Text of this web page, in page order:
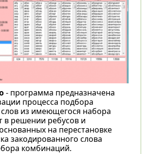
- программа предназначена
процесса подбора
слов из имеющегося набора
в решении ребусов и
на перестановке
закодированного слова
комбинаций.